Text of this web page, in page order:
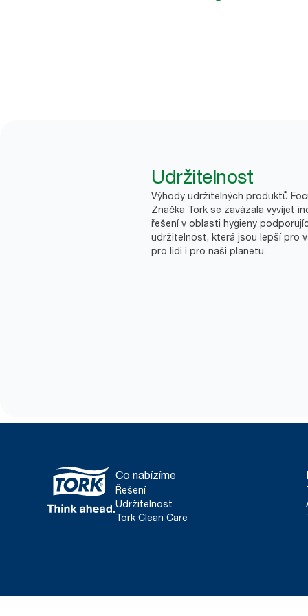
Udržitelnost
Výhody udržitelných produktů
Značka Tork se zavázala vyvíjet
řešení v oblasti hygieny
udržitelnost, která jsou lepší pro
pro lidi i pro naši planetu.
Co nabízíme
Řešení
Udržitelnost
Tork Clean Care